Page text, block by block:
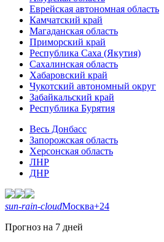
Еврейская автономная область
Камчатский край
Магаданская область
Приморский край
Республика Саха (Якутия)
Сахалинская область
Хабаровский край
Чукотский автономный округ
Забайкальский край
Республика Бурятия
Весь Донбасс
Запорожская область
Херсонская область
ЛНР
ДНР
sun-rain-cloudМосква+24
Прогноз на 7 дней